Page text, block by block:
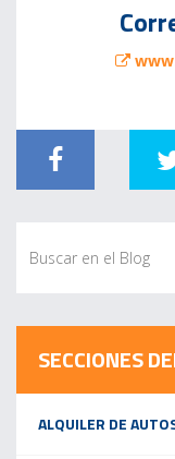
SECCIONES
ALQUILER DE